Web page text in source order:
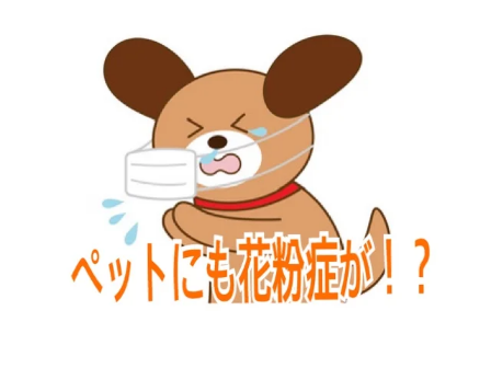
イベント・グッズ
YouTube
会社情報